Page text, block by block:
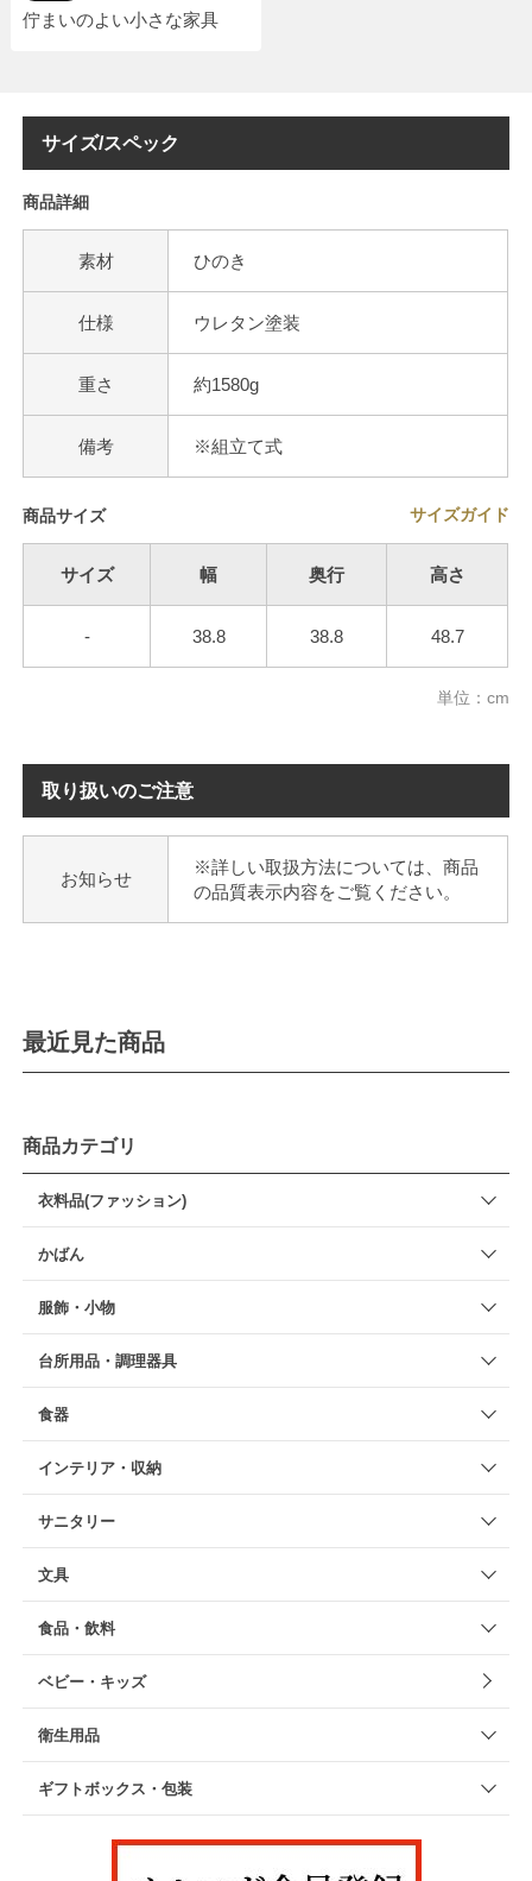
佇まいのよい小さな家具
サイズ/スペック
商品詳細
素材 ひのき
仕様 ウレタン塗装
重さ 約1580g
備考 ※組立て式
商品サイズ サイズガイド
サイズ 幅 奥行 高さ
- 38.8 38.8 48.7
単位：cm
取り扱いのご注意
お知らせ
※詳しい取扱方法については、商品
の品質表示内容をご覧ください。
最近見た商品
商品カテゴリ
衣料品(ファッション)
かばん
服飾・小物
台所用品・調理器具
食器
インテリア・収納
サニタリー
文具
食品・飲料
ベビー・キッズ
衛生用品
ギフトボックス・包装